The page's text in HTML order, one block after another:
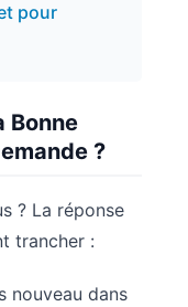
pour
Bonne
?
? La réponse
trancher :
nouveau dans